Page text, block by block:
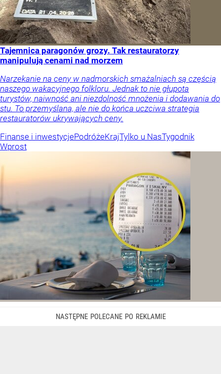
Tajemnica paragonów grozy. Tak restauratorzy
manipulują cenami nad morzem
Narzekanie na ceny w nadmorskich smażalniach są częścią
naszego wakacyjnego folkloru. Jednak to nie głupota
turystów, naiwność ani niezdolność mnożenia i dodawania do
stu. To przemyślana, ale nie do końca uczciwa strategia
restauratorów ukrywających ceny.
Finanse i inwestycjePodróżeKrajTylko u NasTygodnik
Wprost